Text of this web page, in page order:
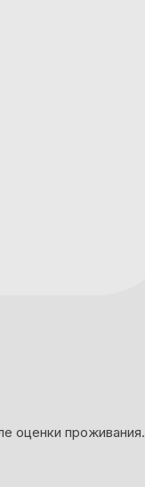
оценки проживания.